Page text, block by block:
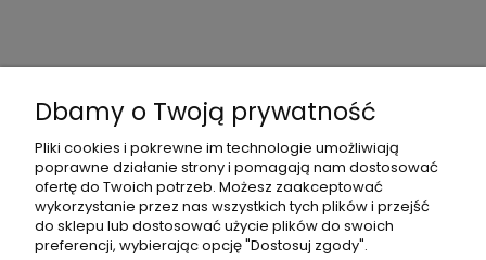
MOJE KONTO
Dbamy o Twoją prywatność
Pliki cookies i pokrewne im technologie umożliwiają
poprawne działanie strony i pomagają nam dostosować
ofertę do Twoich potrzeb. Możesz zaakceptować
wykorzystanie przez nas wszystkich tych plików i przejść
do sklepu lub dostosować użycie plików do swoich
preferencji, wybierając opcję "Dostosuj zgody".